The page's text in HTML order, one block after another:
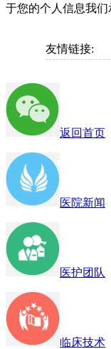
于您的个人信息我们
友情链接:
返回首页
医院新闻
医护团队
临床技术